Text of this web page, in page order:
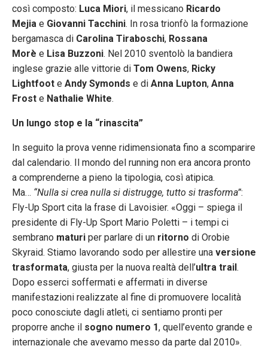
così composto: Luca Miori, il messicano Ricardo
Mejia e Giovanni Tacchini. In rosa trionfò la formazione
bergamasca di Carolina Tiraboschi, Rossana
Morè e Lisa Buzzoni. Nel 2010 sventolò la bandiera
inglese grazie alle vittorie di Tom Owens, Ricky
Lightfoot e Andy Symonds e di Anna Lupton, Anna
Frost e Nathalie White.
Un lungo stop e la “rinascita”
In seguito la prova venne ridimensionata fino a scomparire
dal calendario. Il mondo del running non era ancora pronto
a comprenderne a pieno la tipologia, così atipica.
Ma… “Nulla si crea nulla si distrugge, tutto si trasforma”:
Fly-Up Sport cita la frase di Lavoisier. «Oggi – spiega il
presidente di Fly-Up Sport Mario Poletti – i tempi ci
sembrano maturi per parlare di un ritorno di Orobie
Skyraid. Stiamo lavorando sodo per allestire una versione
trasformata, giusta per la nuova realtà dell’ultra trail.
Dopo esserci soffermati e affermati in diverse
manifestazioni realizzate al fine di promuovere località
poco conosciute dagli atleti, ci sentiamo pronti per
proporre anche il sogno numero 1, quell’evento grande e
internazionale che avevamo messo da parte dal 2010».